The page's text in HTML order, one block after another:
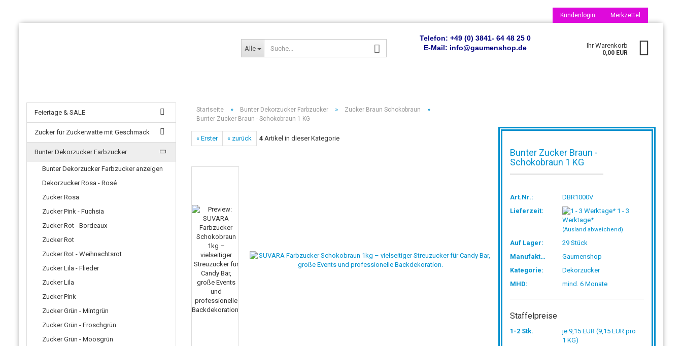
Kundenlogin Merkzettel
Alle
Telefon: +49 (0) 3841- 64 48 25 0
E-Mail: info@gaumenshop.de
Ihr Warenkorb
0,00 EUR
Startseite » Bunter Dekorzucker Farbzucker » Zucker Braun Schokobraun »
Bunter Zucker Braun - Schokobraun 1 KG
« Erster « zurück 4 Artikel in dieser Kategorie
Bunter Zucker Braun -
Schokobraun 1 KG
Art.Nr.:
DBR1000V
Lieferzeit:
1 - 3
Werktage*
(Ausland abweichend)
Auf Lager: 29 Stück
Manufaktur:
Gaumenshop
Kategorie:
Dekorzucker
MHD:
mind. 6 Monate
Staffelpreise
1-2 Stk.
je 9,15 EUR (9,15 EUR pro
1 KG)
Feiertage & SALE
Zucker für Zuckerwatte mit Geschmack
Bunter Dekorzucker Farbzucker
Bunter Dekorzucker Farbzucker anzeigen
Dekorzucker Rosa - Rosé
Zucker Rosa
Zucker Pink - Fuchsia
Zucker Rot - Bordeaux
Zucker Rot
Zucker Rot - Weihnachtsrot
Zucker Lila - Flieder
Zucker Lila
Zucker Pink
Zucker Grün - Mintgrün
Zucker Grün - Froschgrün
Zucker Grün - Moosgrün